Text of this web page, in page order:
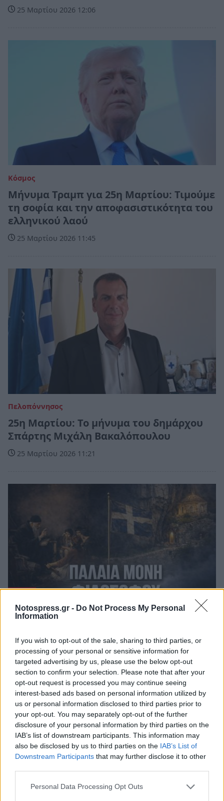
Notospress.gr - Do Not Process My Personal
Information
If you wish to opt-out of the sale, sharing to third parties, or
processing of your personal or sensitive information for
targeted advertising by us, please use the below opt-out
section to confirm your selection. Please note that after your
opt-out request is processed you may continue seeing
interest-based ads based on personal information utilized by
us or personal information disclosed to third parties prior to
your opt-out. You may separately opt-out of the further
disclosure of your personal information by third parties on the
IAB’s list of downstream participants. This information may
also be disclosed by us to third parties on the IAB’s List of
Downstream Participants that may further disclose it to other
Personal Data Processing Opt Outs
25 Μαρτίου 2026 12:06
Κόσμος
Μήνυμα Τραμπ για 25η Μαρτίου: Τιμούμε
τη σοφία και την αποφασιστικότητα του
ελληνικού λαού
25 Μαρτίου 2026 11:45
Πελοπόννησος
25η Μαρτίου: Το μήνυμα του δημάρχου
Σπάρτης Μιχάλη Βακαλόπουλου
25 Μαρτίου 2026 11:21
Notos TV
Παλαιά Μονή Φιλοσόφου: Το κρυφό
σχολειό της Αρκαδίας
25 Μαρτίου 2026 08:33